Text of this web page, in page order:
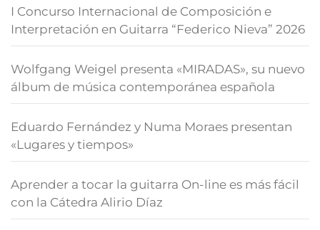
I Concurso Internacional de Composición e
Interpretación en Guitarra “Federico Nieva” 2026
Wolfgang Weigel presenta «MIRADAS», su nuevo
álbum de música contemporánea española
Eduardo Fernández y Numa Moraes presentan
«Lugares y tiempos»
Aprender a tocar la guitarra On-line es más fácil
con la Cátedra Alirio Díaz